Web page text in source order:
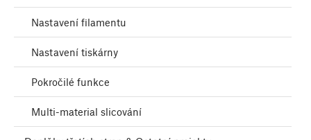
Nastavení filamentu
Nastavení tiskárny
Pokročilé funkce
Multi-material slicování